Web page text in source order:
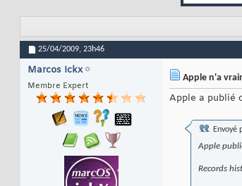
25/04/2009, 23h46
Marcos Ickx
Membre Expert
Apple n'a
Apple a publié
Envoyé
Apple
Records